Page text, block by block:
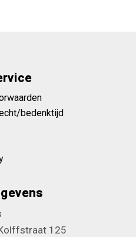
bedenktijd
125